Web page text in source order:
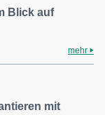
Blick auf
mehr
mit